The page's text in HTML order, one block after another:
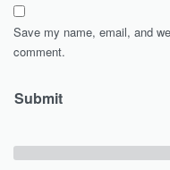
Save my name, email, and
comment.